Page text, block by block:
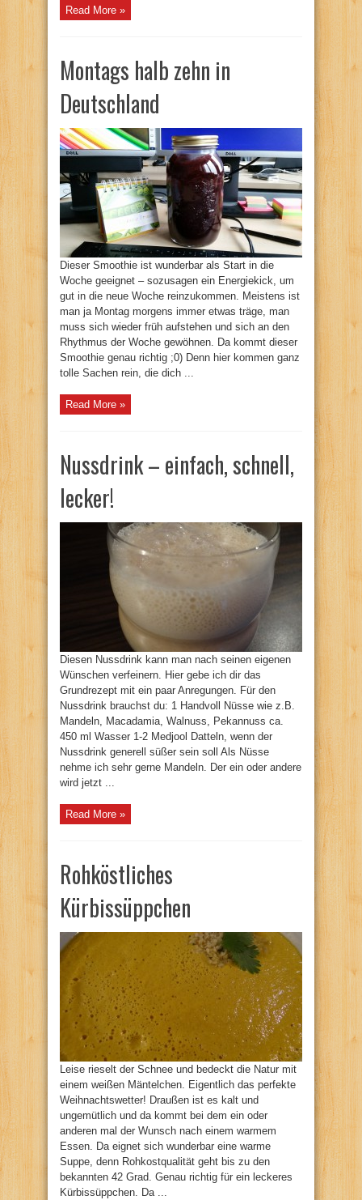
Read More »
Montags halb zehn in
Deutschland
Dieser Smoothie ist wunderbar als Start in die
Woche geeignet – sozusagen ein Energiekick, um
gut in die neue Woche reinzukommen. Meistens ist
man ja Montag morgens immer etwas träge, man
muss sich wieder früh aufstehen und sich an den
Rhythmus der Woche gewöhnen. Da kommt dieser
Smoothie genau richtig ;0) Denn hier kommen ganz
tolle Sachen rein, die dich ...
Read More »
Nussdrink – einfach, schnell,
lecker!
Diesen Nussdrink kann man nach seinen eigenen
Wünschen verfeinern. Hier gebe ich dir das
Grundrezept mit ein paar Anregungen. Für den
Nussdrink brauchst du: 1 Handvoll Nüsse wie z.B.
Mandeln, Macadamia, Walnuss, Pekannuss ca.
450 ml Wasser 1-2 Medjool Datteln, wenn der
Nussdrink generell süßer sein soll Als Nüsse
nehme ich sehr gerne Mandeln. Der ein oder andere
wird jetzt ...
Read More »
Rohköstliches
Kürbissüppchen
Leise rieselt der Schnee und bedeckt die Natur mit
einem weißen Mäntelchen. Eigentlich das perfekte
Weihnachtswetter! Draußen ist es kalt und
ungemütlich und da kommt bei dem ein oder
anderen mal der Wunsch nach einem warmem
Essen. Da eignet sich wunderbar eine warme
Suppe, denn Rohkostqualität geht bis zu den
bekannten 42 Grad. Genau richtig für ein leckeres
Kürbissüppchen. Da ...